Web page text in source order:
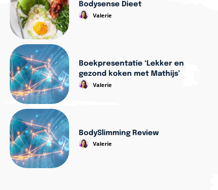
Bodysense Dieet
Valerie
Boekpresentatie ‘Lekker en
gezond koken met Mathijs’
Valerie
BodySlimming Review
Valerie